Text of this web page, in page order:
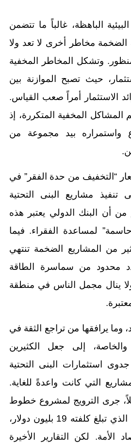
الباهظة، غالباً ما تتضمن
الضخمة مخاطر أخرى لا تعد ولا
وتشكل المخاطر المخفية
حيث تصبح الموازنة بين
الاستثمار أمراً صعب القياس.
المشاكل المخفية المتكررة، إذ
واستمراره بيد مجموعة من
“التخفيف من حدة الفقر” في
مشاريع البنى التحتية
أن البنك الدولي يعتبر هذه
لمساعدة الفقراء. فيما
من المشاريع الضخمة تنتهي
محدود من سماسرة الطاقة
ينال مجمل الناس في منطقة
وما يرافقها من تراجع الثقة في
إلى جعل الكثيرين
استثمارات البنى التحتية
التي كانت واعدةً للغاية.
جرى الترويج لمشروع خطوط
أنابيب الغاز المسال، الذي تبلغ كلفته 19 بليون دولار،
الأمة. لكن التقارير الأخيرة